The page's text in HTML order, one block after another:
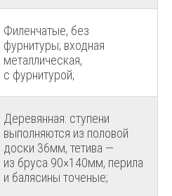
Филенчатые, без
фурнитуры; входная
металлическая,
с фурнитурой;
Деревянная: ступени
выполняются из половой
доски 36мм, тетива —
из бруса 90×140мм, перила
и балясины точеные;